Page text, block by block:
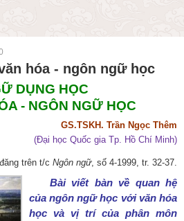
hóa - ngôn ngữ học
DỤNG HỌC
- NGÔN NGỮ HỌC
GS.TS KH. Trần Ngọc Thêm
(Đại học Quốc gia Tp. Hồ Chí Minh)
trên t/c Ngôn ngữ, số 4-1999, tr. 32-37.
Bài viết bàn về quan hệ
của ngôn ngữ học với văn hóa
học và vị trí của phân môn